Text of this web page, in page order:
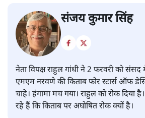
संजय कुमार सिंह
नेता विपक्ष राहुल गांधी ने 2 फरवरी को संसद
एमएम नरवणे की किताब फोर स्टार्स ऑफ
चाहे। हंगामा मच गया। राहुल को रोक दिया
रहे हैं कि किताब पर अघोषित रोक क्यों है।